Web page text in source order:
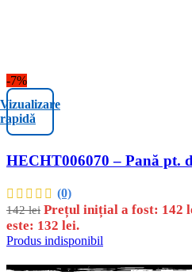
-7%
Vizualizare
rapidă
HECHT006070 – Pană pt.
(0)
142lei Prețul inițial a fost: 142
este: 132 lei.
Produs indisponibil